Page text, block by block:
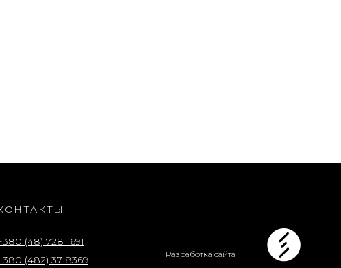
(48) 728 1691
(482) 37 8369
Разработка сайта